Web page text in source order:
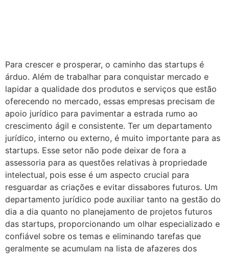
Para crescer e prosperar, o caminho das startups é
árduo. Além de trabalhar para conquistar mercado e
lapidar a qualidade dos produtos e serviços que estão
oferecendo no mercado, essas empresas precisam de
apoio jurídico para pavimentar a estrada rumo ao
crescimento ágil e consistente. Ter um departamento
jurídico, interno ou externo, é muito importante para as
startups. Esse setor não pode deixar de fora a
assessoria para as questões relativas à propriedade
intelectual, pois esse é um aspecto crucial para
resguardar as criações e evitar dissabores futuros. Um
departamento jurídico pode auxiliar tanto na gestão do
dia a dia quanto no planejamento de projetos futuros
das startups, proporcionando um olhar especializado e
confiável sobre os temas e eliminando tarefas que
geralmente se acumulam na lista de afazeres dos